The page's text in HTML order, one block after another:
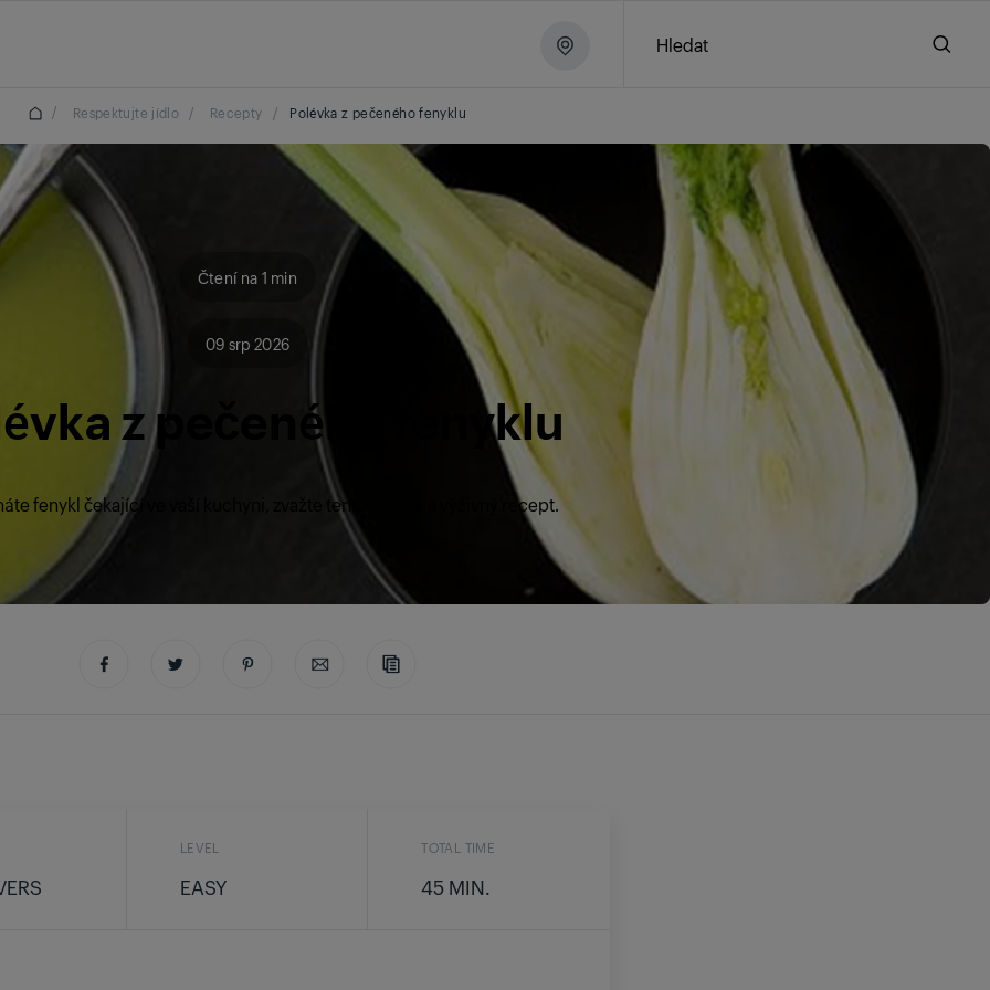
Hledat
/ Respektujte jídlo / Recepty / Polévka z pečeného fenyklu
Čtení na 1 min
09 srp 2026
z pečeného fenyklu
fenykl čekající ve vaší kuchyni, zvažte tento chutný a výživný recept.
LEVEL
EASY
TOTAL TIME
45 MIN.